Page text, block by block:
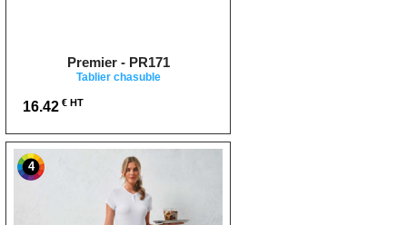
Premier - PR171
Tablier chasuble
16.42 € HT
4